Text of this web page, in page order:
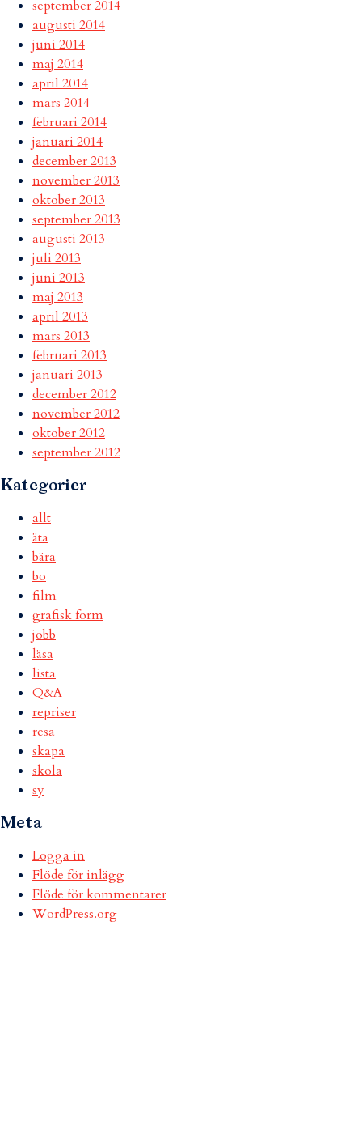
september 2014
augusti 2014
juni 2014
maj 2014
april 2014
mars 2014
februari 2014
januari 2014
december 2013
november 2013
oktober 2013
september 2013
augusti 2013
juli 2013
juni 2013
maj 2013
april 2013
mars 2013
februari 2013
januari 2013
december 2012
november 2012
oktober 2012
september 2012
Kategorier
allt
äta
bära
bo
film
grafisk form
jobb
läsa
lista
Q&A
repriser
resa
skapa
skola
sy
Meta
Logga in
Flöde för inlägg
Flöde för kommentarer
WordPress.org